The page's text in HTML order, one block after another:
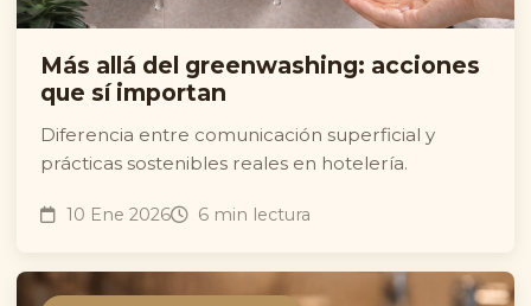
Más allá del greenwashing: acciones
que sí importan
Diferencia entre comunicación superficial y
prácticas sostenibles reales en hotelería.
10 Ene 2026 6 min lectura